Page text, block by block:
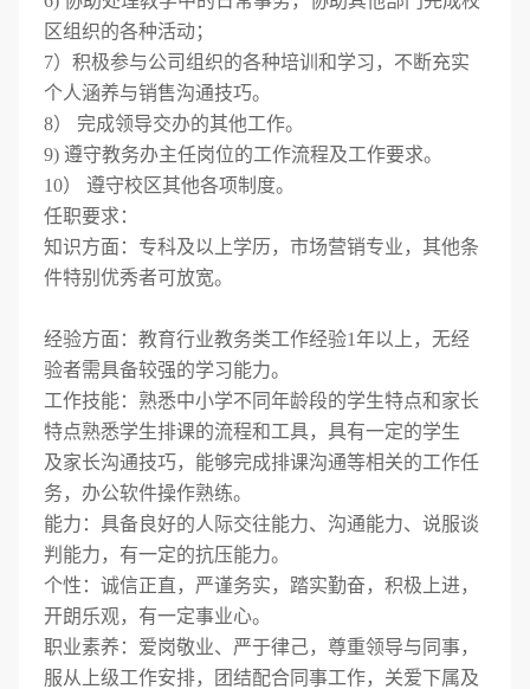
区组织的各种活动；
7）积极参与公司组织的各种培训和学习，不断充实
个人涵养与销售沟通技巧。
8） 完成领导交办的其他工作。
9) 遵守教务办主任岗位的工作流程及工作要求。
10） 遵守校区其他各项制度。
任职要求：
知识方面：专科及以上学历，市场营销专业，其他条
件特别优秀者可放宽。
经验方面：教育行业教务类工作经验1年以上，无经
验者需具备较强的学习能力。
工作技能：熟悉中小学不同年龄段的学生特点和家长
特点熟悉学生排课的流程和工具，具有一定的学生
及家长沟通技巧，能够完成排课沟通等相关的工作任
务，办公软件操作熟练。
能力：具备良好的人际交往能力、沟通能力、说服谈
判能力，有一定的抗压能力。
个性：诚信正直，严谨务实，踏实勤奋，积极上进，
开朗乐观，有一定事业心。
职业素养：爱岗敬业、严于律己，尊重领导与同事，
服从上级工作安排，团结配合同事工作，关爱下属及